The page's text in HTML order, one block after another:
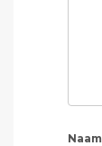
Naam